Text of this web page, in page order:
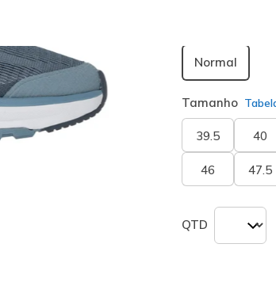
Normal
Tamanho
39.5 40
46 47.5
QTD